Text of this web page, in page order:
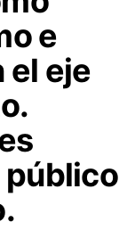
e
el eje
público